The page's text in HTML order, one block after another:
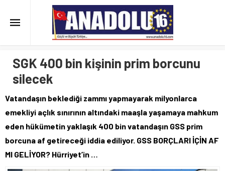
SGK 400 bin kişinin prim borcunu
silecek
Vatandaşın beklediği zammı yapmayarak milyonlarca
emekliyi açlık sınırının altındaki maaşla yaşamaya mahkum
eden hükümetin yaklaşık 400 bin vatandaşın GSS prim
borcuna af getireceği iddia ediliyor. GSS BORÇLARI İÇİN AF
MI GELİYOR? Hürriyet’in …